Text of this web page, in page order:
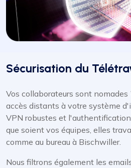
Sécurisation du
Vos collaborateurs sont nomades
accès distants à votre système
VPN robustes et
que soient vos équipes, elles
comme au bureau à Bischwiller.
Nous filtrons également les